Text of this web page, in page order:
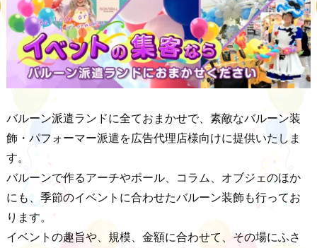
バルーン派遣ランドに全ておまかせで、素敵なバルーン装
飾・パフォーマー派遣を広告代理店様向けに提供いたしま
す。
バルーンで作るアーチやポール、コラム、オブジェのほか
にも、季節のイベントに合わせたバルーン装飾も行ってお
ります。
イベントの趣旨や、規模、金額に合わせて、その場にふさ